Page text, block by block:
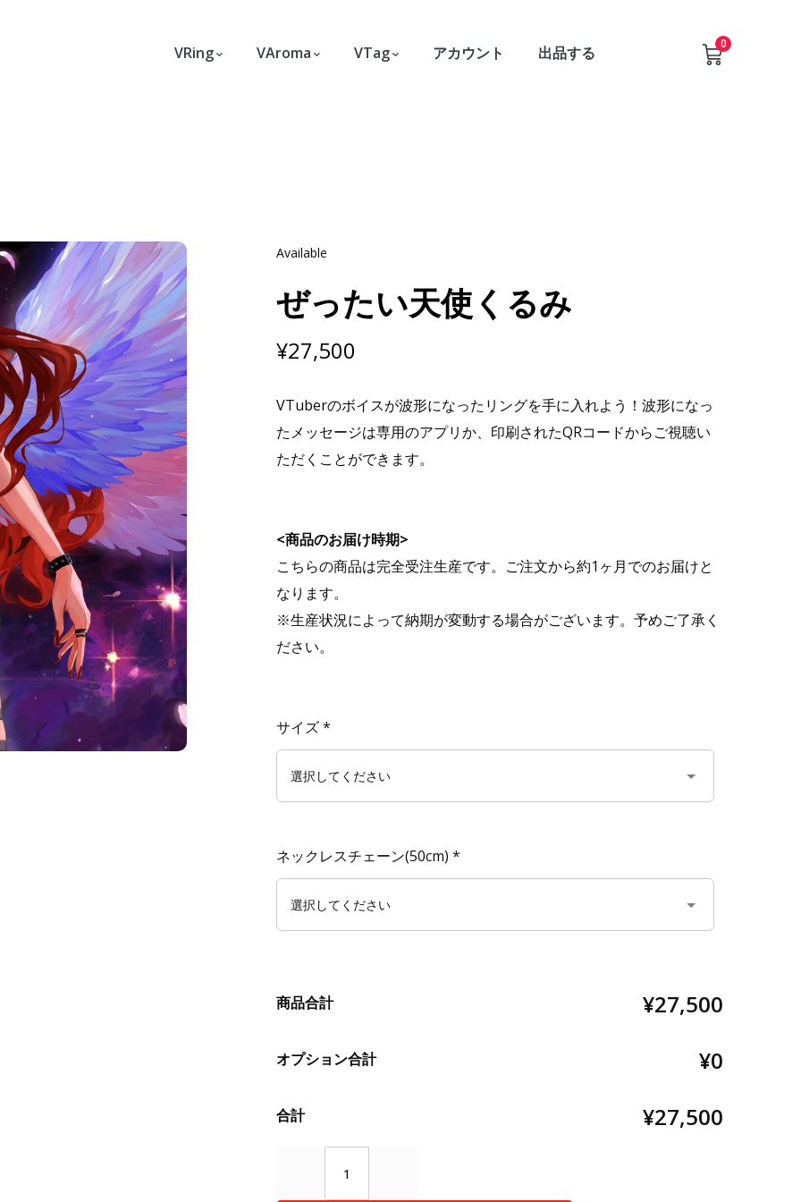
VRing VAroma VTag アカウント 出品する 0
Available
ぜったい天使くるみ
¥27,500
VTuberのボイスが波形になったリングを手に入れよう！波形になっ
たメッセージは専用のアプリか、印刷されたQRコードからご視聴い
ただくことができます。
<商品のお届け時期>
こちらの商品は完全受注生産です。ご注文から約1ヶ月でのお届けと
なります。
※生産状況によって納期が変動する場合がございます。予めご了承く
ださい。
サイズ*
ネックレスチェーン(50cm) *
商品合計 ¥27,500
オプション合計 ¥0
合計 ¥27,500